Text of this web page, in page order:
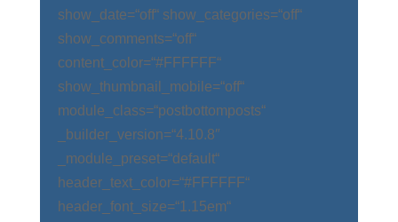
show_date=“off“ show_categories=“off“
show_comments=“off“
content_color=“#FFFFFF“
show_thumbnail_mobile=“off“
module_class=“postbottomposts“
_builder_version=“4.10.8″
_module_preset=“default“
header_text_color=“#FFFFFF“
header_font_size=“1.15em“